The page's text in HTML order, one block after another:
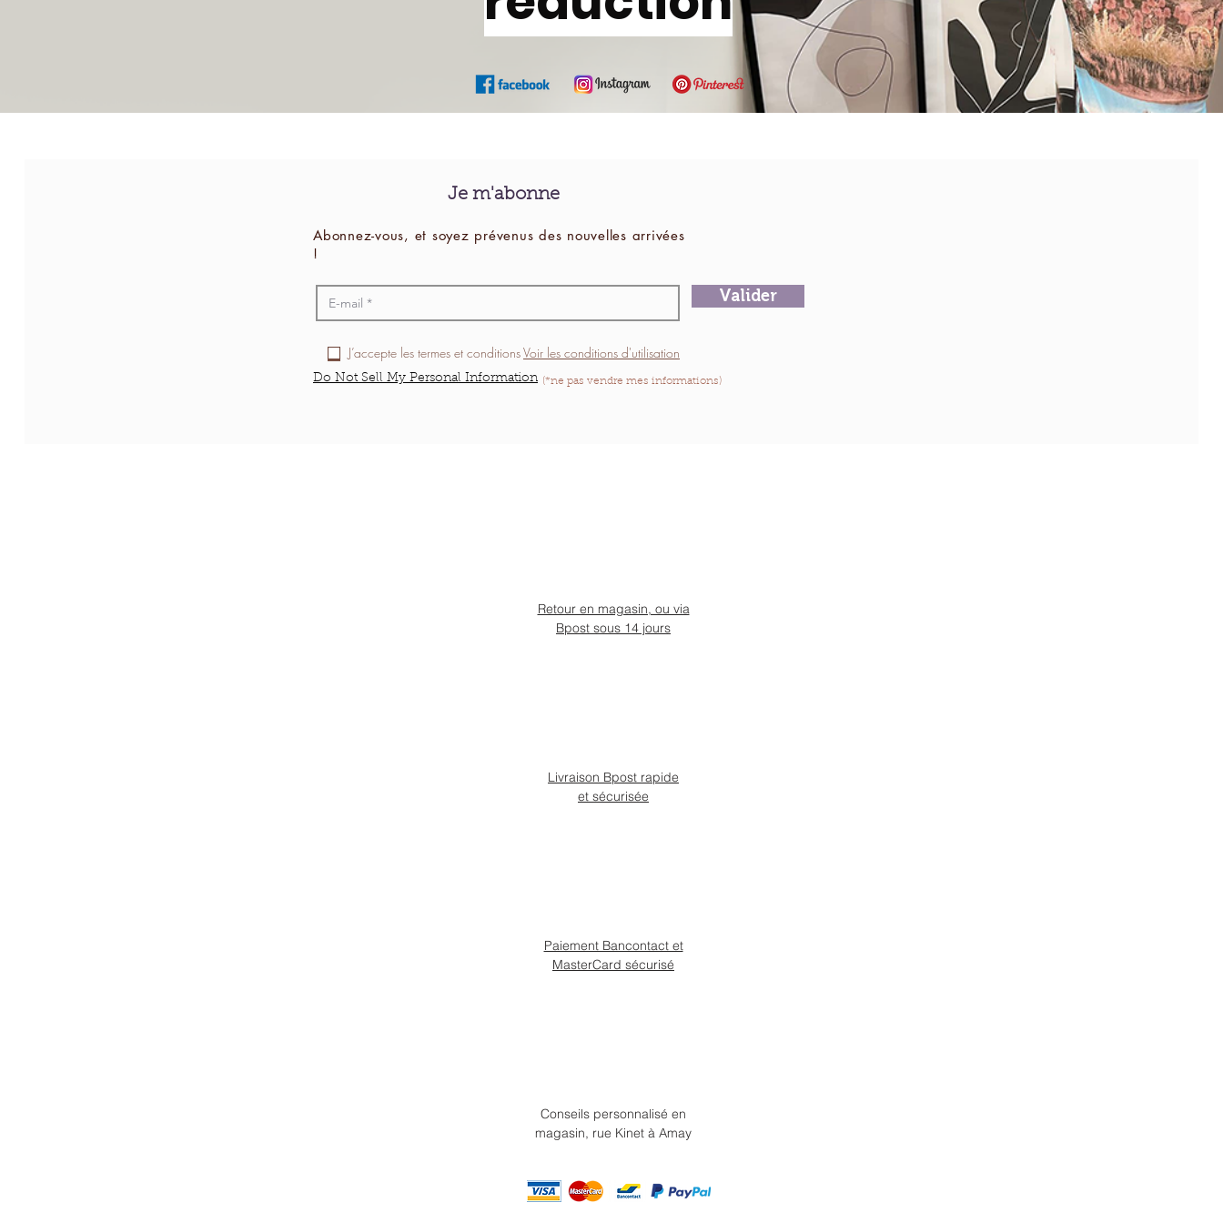
Je m'abonne
Abonnez-vous, et soyez prévenus des nouvelles arrivées
!
Valider
J’accepte les termes et conditionsVoir les conditions d'utilisation
Do Not Sell My Personal Information (*ne pas vendre mes informations)
Retour en magasin, ou via
Bpost sous 14 jours
Livraison Bpost rapide
et sécurisée
Paiement Bancontact et
MasterCard sécurisé
Conseils personnalisé en
magasin, rue Kinet à Amay